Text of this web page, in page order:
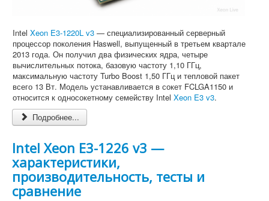
Intel Xeon E3-1220L v3 — специализированный серверный
процессор поколения Haswell, выпущенный в третьем квартале
2013 года. Он получил два физических ядра, четыре
вычислительных потока, базовую частоту 1,10 ГГц,
максимальную частоту Turbo Boost 1,50 ГГц и тепловой пакет
всего 13 Вт. Модель устанавливается в сокет FCLGA1150 и
относится к односокетному семейству Intel Xeon E3 v3.
Подробнее...
Intel Xeon E3-1226 v3 —
характеристики,
производительность, тесты и
сравнение